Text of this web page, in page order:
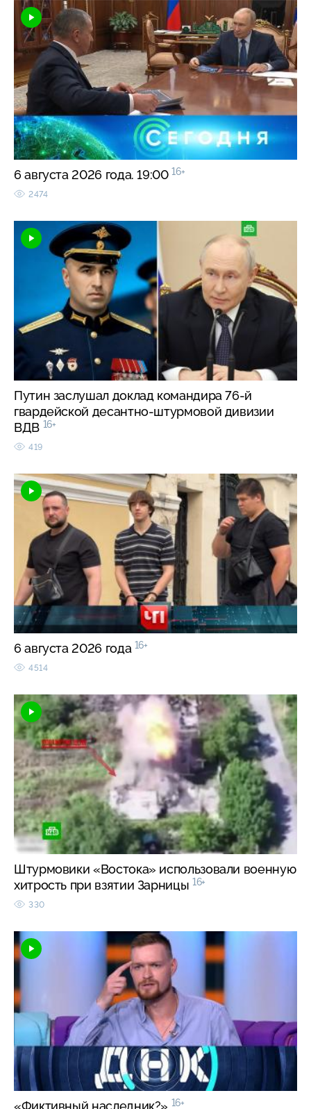
6 августа 2026 года. 19:00 16+
2474
Путин заслушал доклад командира 76-й
гвардейской десантно-штурмовой дивизии
ВДВ 16+
419
6 августа 2026 года 16+
4514
Штурмовики «Востока» использовали военную
хитрость при взятии Зарницы 16+
330
16+